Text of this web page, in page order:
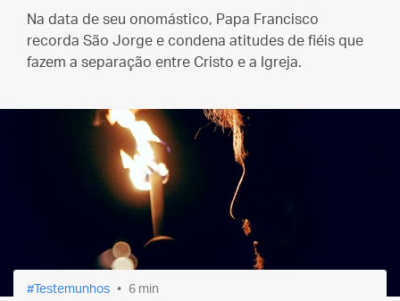
Na data de seu onomástico, Papa Francisco
recorda São Jorge e condena atitudes de fiéis que
fazem a separação entre Cristo e a Igreja.
Testemunhos 6 min